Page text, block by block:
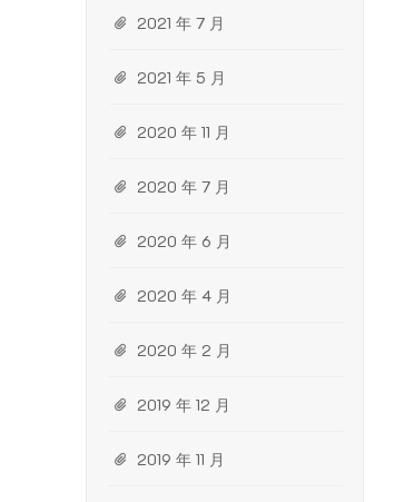
2021 年 7 月
2021 年 5 月
2020 年 11 月
2020 年 7 月
2020 年 6 月
2020 年 4 月
2020 年 2 月
2019 年 12 月
2019 年 11 月